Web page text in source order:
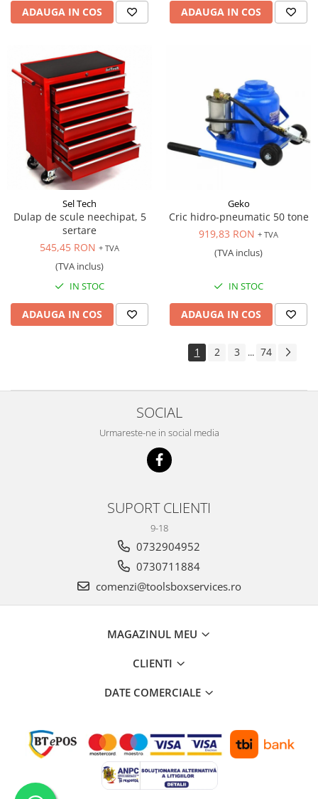
ADAUGA IN COS ADAUGA IN COS
Sel Tech
Dulap de scule neechipat, 5
sertare
545,45 RON + TVA
(TVA inclus)
IN STOC
ADAUGA IN COS
Geko
Cric hidro-pneumatic 50 tone
919,83 RON + TVA
(TVA inclus)
IN STOC
ADAUGA IN COS
1 2 3 ... 74
SOCIAL
Urmareste-ne in social media
SUPORT CLIENTI
9-18
0732904952
0730711884
comenzi@toolsboxservices.ro
MAGAZINUL MEU
CLIENTI
DATE COMERCIALE